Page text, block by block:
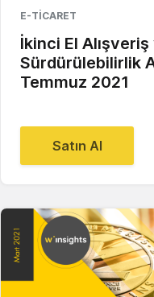
E-TICARET
İkinci El Alışveriş
Sürdürülebilirlik
Temmuz 2021
Satın Al